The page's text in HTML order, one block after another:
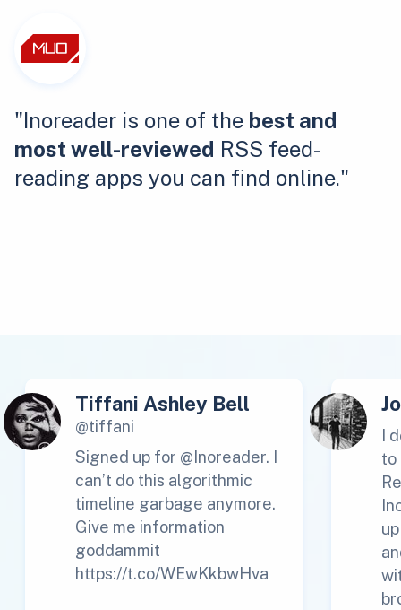
"Inoreader is one of the best and
most well-reviewed RSS feed-
reading apps you can find online."
Tiffani Ashley Bell
@tiffani
Signed up for @Inoreader. I
can’t do this algorithmic
timeline garbage anymore.
Give me information
goddammit
https://t.co/WEwKkbwHva
I
to